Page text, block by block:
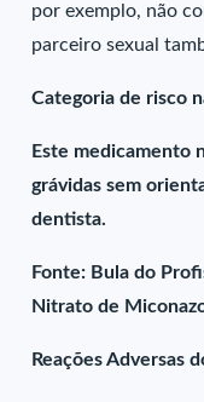
por exemplo, não
parceiro sexual
Categoria de risco
Este medicamento
grávidas sem
dentista.
Fonte: Bula do
Nitrato de
Reações Adversas